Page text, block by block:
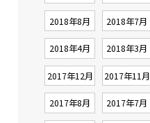
2018年8月 2018年7月
2018年4月 2018年3月
2017年12月 2017年11月
2017年8月 2017年7月